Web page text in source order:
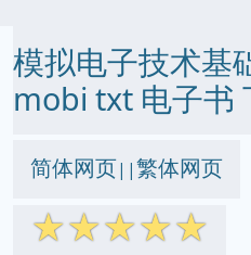
模拟电子技术基
mobi txt 电子书
简体网页||繁体网页
☆☆☆☆☆